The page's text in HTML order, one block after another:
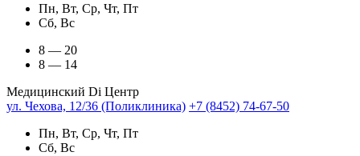
Пн, Вт, Ср, Чт, Пт
Сб, Вс
8 — 20
8 — 14
Медицинский Di Центр
ул. Чехова, 12/36 (Поликлиника) +7 (8452) 74-67-50
Пн, Вт, Ср, Чт, Пт
Сб, Вс